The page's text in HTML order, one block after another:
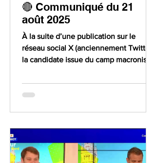
🔴 Communiqué du 21
août 2025
À la suite d’une publication sur le
réseau social X (anciennement Twitter),
la candidate issue du camp macroniste